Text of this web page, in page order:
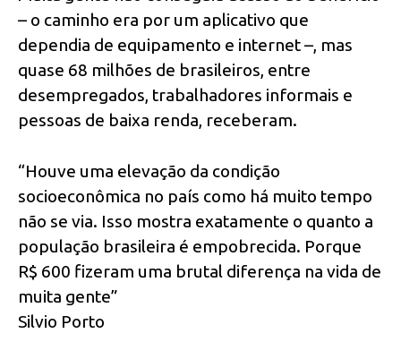
– o caminho era por um aplicativo que
dependia de equipamento e internet –, mas
quase 68 milhões de brasileiros, entre
desempregados, trabalhadores informais e
pessoas de baixa renda, receberam.
“Houve uma elevação da condição
socioeconômica no país como há muito tempo
não se via. Isso mostra exatamente o quanto a
população brasileira é empobrecida. Porque
R$ 600 fizeram uma brutal diferença na vida de
muita gente”
Silvio Porto